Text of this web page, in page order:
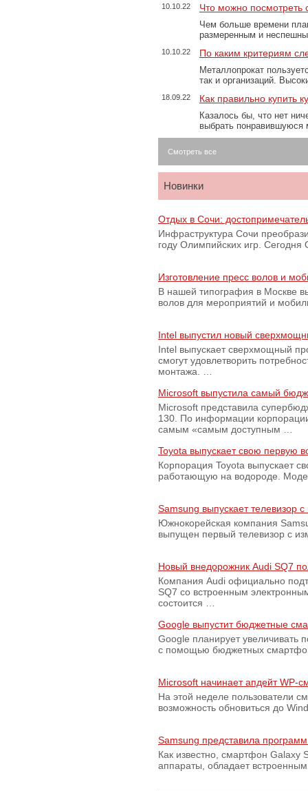
10.10.22 Что можно посмотреть
Чем больше времени
размеренным и
10.10.22 По каким критериям
Металлопрокат
так и организаций.
18.09.22 Как правильно купить
Казалось бы, что нет
выбрать
Смотреть все
Новинки
Отдых в Сочи:
Инфраструктура Сочи
году Олимпийских игр.
Изготовление пресс волов и
В нашей типография в Москве
волов для мероприятий и
Intel выпустил новый
Intel выпускает сверхмощный
смогут удовлетворить
монтажа. …
Microsoft выпустила самый
Microsoft представила
130. По информации
самым «самым доступным …
Toyota выпускает свою первую
Корпорация Toyota выпускает
работающую на водороде.
Samsung выпускает телевизор
Южнокорейская компания
выпущен первый телевизор с
Новый внедорожник Audi SQ7
Компания Audi официально
SQ7 со встроенным
состоится …
Google выпустит бюджетные
Google планирует увеличивать
с помощью бюджетных
Microsoft начинает апдейт WP-
На этой неделе пользователи
возможность обновиться до
Samsung представила
Как известно, смартфон Galaxy
аппараты, обладает